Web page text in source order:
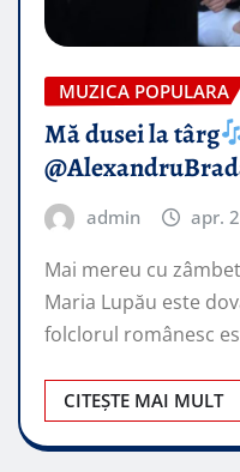
MUZICA POPULARA
Mă dusei la târg
admin apr.
Mai mereu cu
Maria Lupău este
folclorul românesc
CITEȘTE MAI MULT